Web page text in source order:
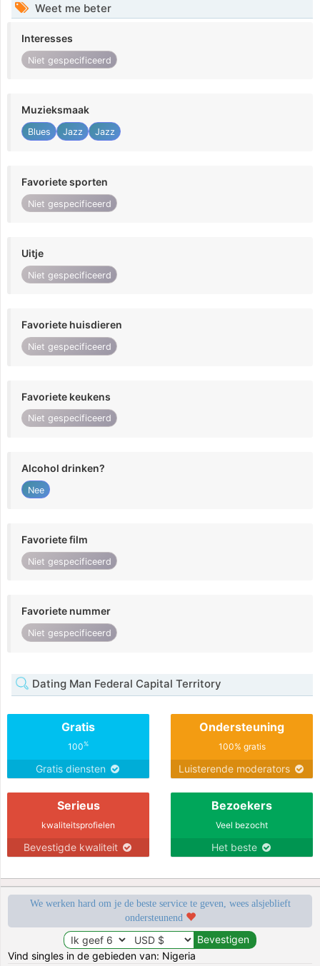
Weet me beter
Interesses
Niet gespecificeerd
Muzieksmaak
Blues Jazz Jazz
Favoriete sporten
Niet gespecificeerd
Uitje
Niet gespecificeerd
Favoriete huisdieren
Niet gespecificeerd
Favoriete keukens
Niet gespecificeerd
Alcohol drinken?
Nee
Favoriete film
Niet gespecificeerd
Favoriete nummer
Niet gespecificeerd
Dating Man Federal Capital Territory
Gratis
100%
Gratis diensten
Ondersteuning
100% gratis
Luisterende moderators
Serieus
kwaliteitsprofielen
Bevestigde kwaliteit
Bezoekers
Veel bezocht
Het beste
We werken hard om je de beste service te geven, wees alsjeblieft
ondersteunend
Vind singles in de gebieden van: Nigeria